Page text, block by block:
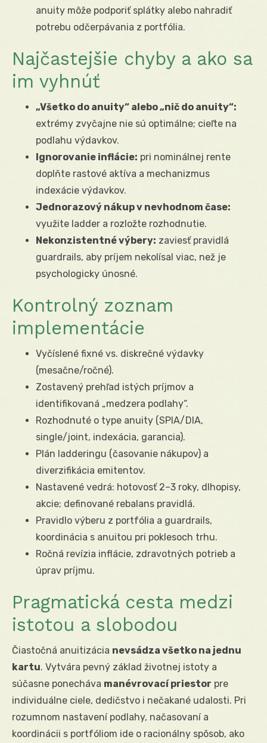
anuity môže podporiť splátky alebo nahradiť
potrebu odčerpávania z portfólia.
Najčastejšie chyby a ako sa
im vyhnúť
„Všetko do anuity“ alebo „nič do anuity“:
extrémy zvyčajne nie sú optimálne; cieľte na
podlahu výdavkov.
Ignorovanie inflácie: pri nominálnej rente
doplňte rastové aktíva a mechanizmus
indexácie výdavkov.
Jednorazový nákup v nevhodnom čase:
využite ladder a rozložte rozhodnutie.
Nekonzistentné výbery: zaviesť pravidlá
guardrails, aby príjem nekolísal viac, než je
psychologicky únosné.
Kontrolný zoznam
implementácie
Vyčíslené fixné vs. diskrečné výdavky
(mesačne/ročné).
Zostavený prehľad istých príjmov a
identifikovaná „medzera podlahy“.
Rozhodnuté o type anuity (SPIA/DIA,
single/joint, indexácia, garancia).
Plán ladderingu (časovanie nákupov) a
diverzifikácia emitentov.
Nastavené vedrá: hotovosť 2–3 roky, dlhopisy,
akcie; definované rebalans pravidlá.
Pravidlo výberu z portfólia a guardrails,
koordinácia s anuitou pri poklesoch trhu.
Ročná revízia inflácie, zdravotných potrieb a
úprav príjmu.
Pragmatická cesta medzi
istotou a slobodou
Čiastočná anuitizácia nevsádza všetko na jednu
kartu. Vytvára pevný základ životnej istoty a
súčasne ponecháva manévrovací priestor pre
individuálne ciele, dedičstvo i nečakané udalosti. Pri
rozumnom nastavení podlahy, načasovaní a
koordinácii s portfóliom ide o racionálny spôsob, ako